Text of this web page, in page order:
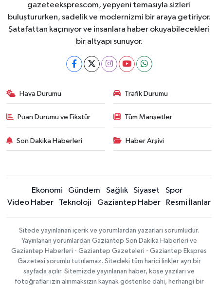
gazeteeksprescom, yepyeni temasıyla sizleri
buluştururken, sadelik ve modernizmi bir araya getiriyor.
Şatafattan kaçınıyor ve insanlara haber okuyabilecekleri
bir altyapı sunuyor.
Hava Durumu Trafik Durumu
Puan Durumu ve Fikstür Tüm Manşetler
Son Dakika Haberleri Haber Arşivi
Ekonomi Gündem Sağlık Siyaset
Spor
Video Haber
Teknoloji Gaziantep Haber Resmi İlanlar
Sitede yayınlanan içerik ve yorumlardan yazarları sorumludur.
Yayınlanan yorumlardan Gaziantep Son Dakika Haberleri ve
Gaziantep Haberleri - Gaziantep Gazeteleri - Gaziantep Ekspres
Gazetesi sorumlu tutulamaz. Sitedeki tüm harici linkler ayrı bir
sayfada açılır. Sitemizde yayınlanan haber, köşe yazıları ve
fotoğraflar izin alınmaksızın kaynak gösterilse dahi, herhangi bir